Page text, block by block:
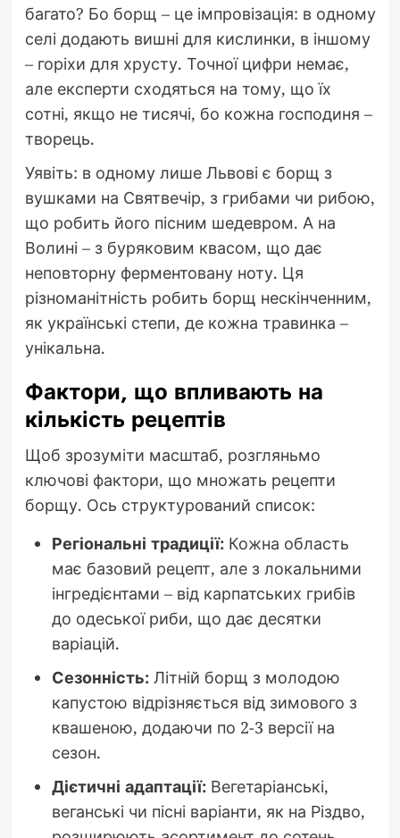
багато? Бо борщ – це імпровізація: в одному
селі додають вишні для кислинки, в іншому
– горіхи для хрусту. Точної цифри немає,
але експерти сходяться на тому, що їх
сотні, якщо не тисячі, бо кожна господиня –
творець.
Уявіть: в одному лише Львові є борщ з
вушками на Святвечір, з грибами чи рибою,
що робить його пісним шедевром. А на
Волині – з буряковим квасом, що дає
неповторну ферментовану ноту. Ця
різноманітність робить борщ нескінченним,
як українські степи, де кожна травинка –
унікальна.
Фактори, що впливають на
кількість рецептів
Щоб зрозуміти масштаб, розгляньмо
ключові фактори, що множать рецепти
борщу. Ось структурований список:
Регіональні традиції:Кожна область
має базовий рецепт, але з локальними
інгредієнтами – від карпатських грибів
до одеської риби, що дає десятки
варіацій.
Сезонність:Літній борщ з молодою
капустою відрізняється від зимового з
квашеною, додаючи по 2-3 версії на
сезон.
Дієтичні адаптації:Вегетаріанські,
веганські чи пісні варіанти, як на Різдво,